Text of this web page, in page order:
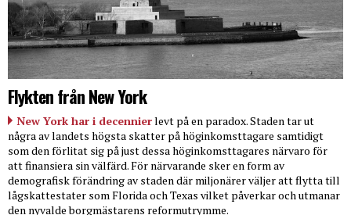
Flykten från New York
New York har i decennierlevt på en paradox. Staden tar ut
några av landets högsta skatter på höginkomsttagare samtidigt
som den förlitat sig på just dessa höginkomsttagares närvaro för
att finansiera sin välfärd. För närvarande sker en form av
demografisk förändring av staden där miljonärer väljer att flytta till
lågskattestater som Florida och Texas vilket påverkar och utmanar
den nyvalde borgmästarens reformutrymme.